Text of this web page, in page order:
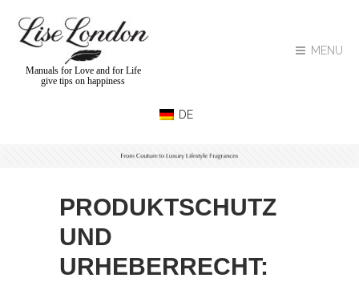
MENU
Manuals for Love and for Life
give tips on happiness
PRODUKTSCHUTZ
UND
URHEBERRECHT: